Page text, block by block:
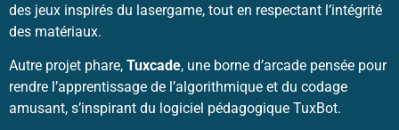
des jeux inspirés du lasergame, tout en respectant l’intégrité
des matériaux.
Autre projet phare, Tuxcade, une borne d’arcade pensée pour
rendre l’apprentissage de l’algorithmique et du codage
amusant, s’inspirant du logiciel pédagogique TuxBot.